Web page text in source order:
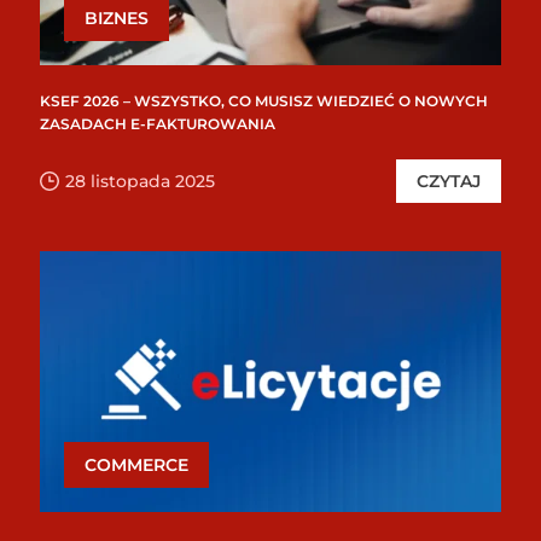
BIZNES
KSEF 2026 – WSZYSTKO, CO MUSISZ WIEDZIEĆ O NOWYCH
ZASADACH E-FAKTUROWANIA
28 listopada 2025 CZYTAJ
COMMERCE